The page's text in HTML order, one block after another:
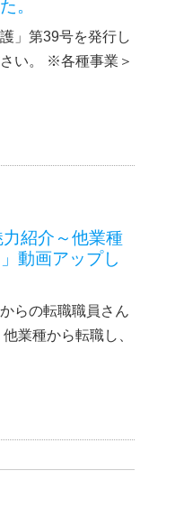
。
」第39号を発行し
い。 ※各種事業＞
力紹介～他業種
動画アップし
らの転職職員さん
業種から転職し、